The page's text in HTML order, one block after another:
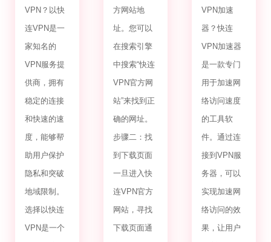
VPN？以快
连VPN是一
家知名的
VPN服务提
供商，拥有
稳定的连接
和快速的速
度，能够帮
助用户保护
隐私和突破
地域限制。
选择以快连
VPN是一个
方网站地
址。您可以
在搜索引擎
中搜索“快连
VPN官方网
站”来找到正
确的网址。
步骤二：找
到下载页面
一旦进入快
连VPN官方
网站，寻找
下载页面通
VPN加速
器？快连
VPN加速器
是一款专门
用于加速网
络访问速度
的工具软
件。通过连
接到VPN服
务器，可以
实现加速网
络访问的效
果，让用户